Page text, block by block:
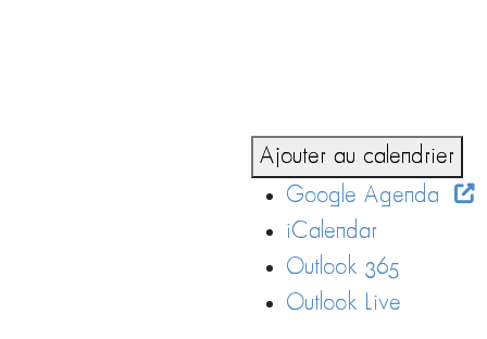
Ajouter au calendrier
Google Agenda
iCalendar
Outlook 365
Outlook Live